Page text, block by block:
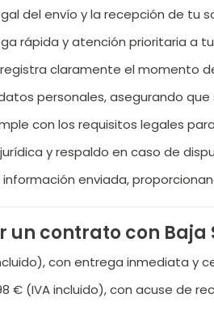
del envío y la recepción de tu
rápida y atención prioritaria a
claramente el momento
personales, asegurando
con los requisitos legales
y respaldo en caso de
enviada,
contrato con Baja
con entrega inmediata
€ (IVA incluido), con acuse